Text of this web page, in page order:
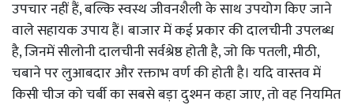
उपचार नहीं हैं, बल्कि स्वस्थ जीवनशैली के साथ उपयोग किए जाने
वाले सहायक उपाय हैं। बाजार में कई प्रकार की दालचीनी उपलब्ध
है, जिनमें सीलोनी दालचीनी सर्वश्रेष्ठ होती है, जो कि पतली, मीठी,
चबाने पर लुआबदार और रक्ताभ वर्ण की होती है। यदि वास्तव में
किसी चीज को चर्बी का सबसे बड़ा दुश्मन कहा जाए, तो वह नियमित